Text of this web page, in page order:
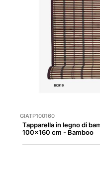
GIATP100160
Tapparella in legno di
100x160 cm - Bamboo